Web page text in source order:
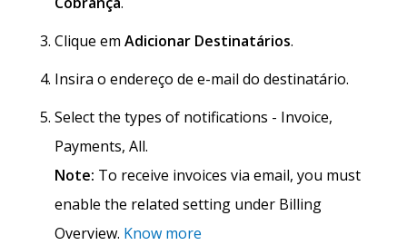
Clique em Adicionar Destinatários.
Insira o endereço de e-mail do destinatário.
Select the types of notifications - Invoice,
Payments, All.
Note: To receive invoices via email, you must
enable the related setting under Billing
Overview. Know more